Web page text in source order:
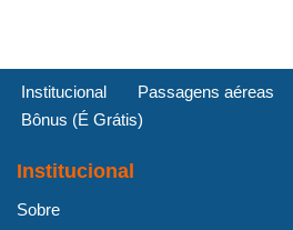
Institucional Passagens aéreas
Bônus (É Grátis)
Institucional
Sobre